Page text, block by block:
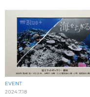
EVENT
2024.7.18